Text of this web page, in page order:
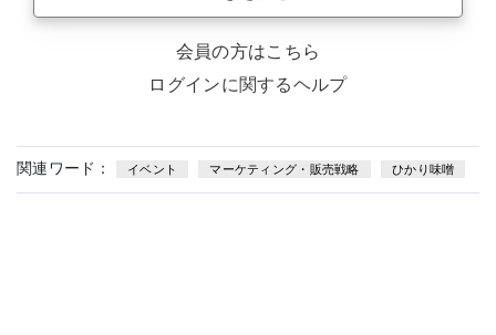
会員の方はこちら
ログインに関するヘルプ
関連ワード： イベント マーケティング・販売戦略 ひかり味噌